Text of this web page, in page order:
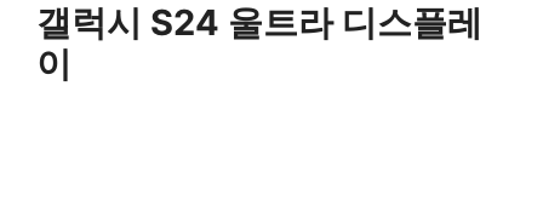
갤럭시 S24 울트라 디스플레
이